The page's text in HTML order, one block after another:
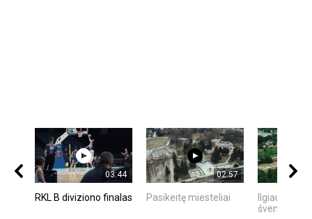
03:44
RKL B diviziono finalas
02:57
Pasikeitę miesteliai
Ilgiausios
šventė -